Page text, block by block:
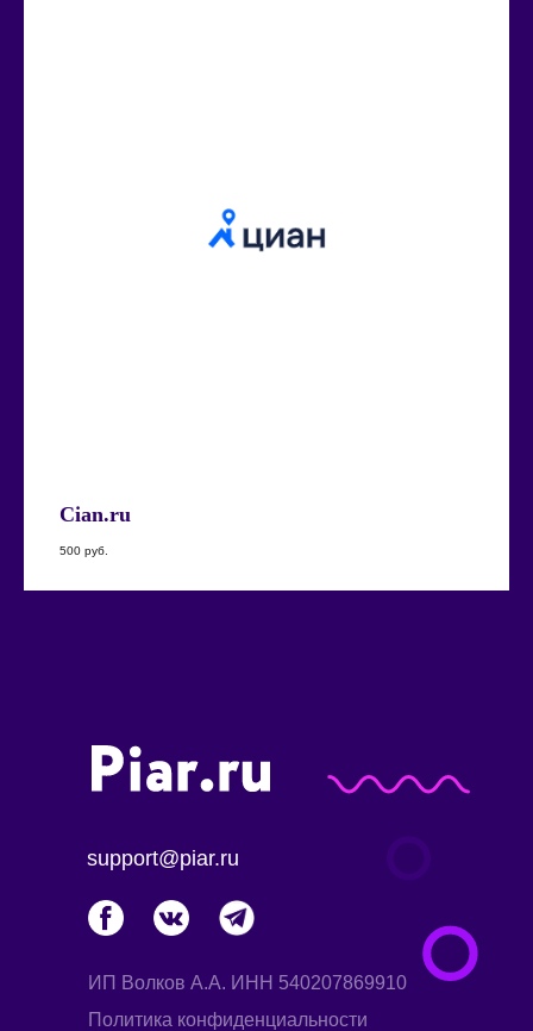
Cian.ru
500 руб.
support@piar.ru
Политика конфиденциальности
ИП Волков А.А. ИНН 540207869910